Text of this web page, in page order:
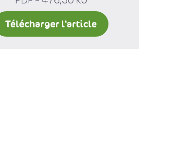
Télécharger l'article